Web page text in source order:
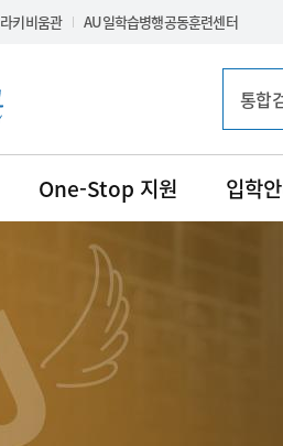
라키비움관 AU일학습병행공동훈련센터
통합
통합
One-Stop 지원 입학